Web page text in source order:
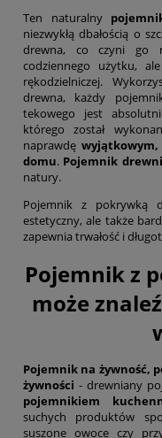
Ten naturalny
niezwykłą dbałością o
drewna, co czyni go
codziennego użytku,
rękodzielniczej.
drewna, każdy
tekowego jest
którego został
naprawdę
domu. Pojemnik
natury.
Pojemnik z pokrywką
estetyczny, ale także
zapewnia trwałość i
Pojemnik z
może
Pojemnik na żywność,
żywności - drewniany
pojemnikiem
suchych produktów
suszone owoce czy